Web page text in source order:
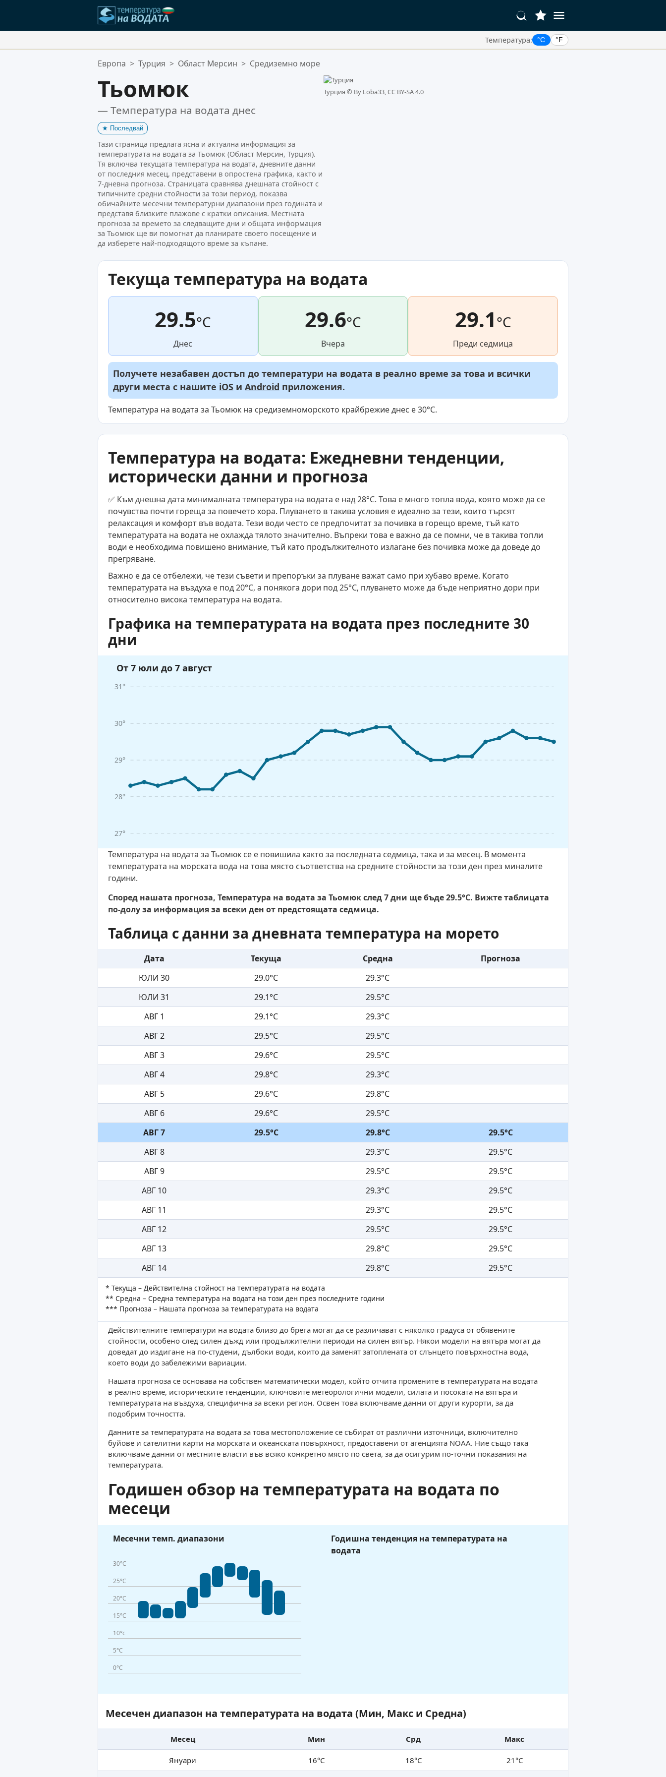
Температура: °C °F
Вашите Любими Местоположения:
Европа > Турция > Област Мерсин > Средиземно море
Тьомюк
— Температура на водата днес
★ Последвай
Тази страница предлага ясна и актуална информация за
температурата на водата за Тьомюк (Област Мерсин, Турция).
Тя включва текущата температура на водата, дневните данни
от последния месец, представени в опростена графика, както и
7-дневна прогноза. Страницата сравнява днешната стойност с
типичните средни стойности за този период, показва
обичайните месечни температурни диапазони през годината и
представя близките плажове с кратки описания. Местната
прогноза за времето за следващите дни и общата информация
за Тьомюк ще ви помогнат да планирате своето посещение и
да изберете най-подходящото време за къпане.
Турция © By Loba33, CC BY-SA 4.0
Текуща температура на водата
29.5°C
Днес
29.6°C
Вчера
29.1°C
Преди седмица
Получете незабавен достъп до температури на водата в реално време за това и всички
други места с нашите iOS и Android приложения.
Температура на водата за Тьомюк на средиземноморското крайбрежие днес е 30°C.
Температура на водата: Ежедневни тенденции,
исторически данни и прогноза
✅ Към днешна дата минималната температура на водата е над 28°C. Това е много топла вода, която може да се
почувства почти гореща за повечето хора. Плуването в такива условия е идеално за тези, които търсят
релаксация и комфорт във водата. Тези води често се предпочитат за почивка в горещо време, тъй като
температурата на водата не охлажда тялото значително. Въпреки това е важно да се помни, че в такива топли
води е необходима повишено внимание, тъй като продължителното излагане без почивка може да доведе до
прегряване.
Важно е да се отбележи, че тези съвети и препоръки за плуване важат само при хубаво време. Когато
температурата на въздуха е под 20°C, а понякога дори под 25°C, плуването може да бъде неприятно дори при
относително висока температура на водата.
Графика на температурата на водата през последните 30
дни
От 7 юли до 7 август
27°
28°
29°
30°
31°
Температура на водата за Тьомюк се е повишила както за последната седмица, така и за месец. В момента
температурата на морската вода на това място съответства на средните стойности за този ден през миналите
години.
Според нашата прогноза, Температура на водата за Тьомюк след 7 дни ще бъде 29.5°C. Вижте таблицата
по-долу за информация за всеки ден от предстоящата седмица.
Таблица с данни за дневната температура на морето
Дата Текуща Средна
Прогноза
ЮЛИ 30
29.0°C
29.3°C
ЮЛИ 31
29.1°C
29.5°C
АВГ 1
29.1°C
29.3°C
АВГ 2
29.5°C
29.5°C
АВГ 3
29.6°C
29.5°C
АВГ 4
29.8°C
29.3°C
АВГ 5
29.6°C
29.8°C
АВГ 6
29.6°C
29.5°C
АВГ 7
29.5°C 29.8°C
29.5°C
АВГ 8
29.3°C
29.5°C
АВГ 9
29.5°C
29.5°C
АВГ 10
29.3°C
29.5°C
АВГ 11
29.3°C
29.5°C
АВГ 12
29.5°C
29.5°C
АВГ 13
29.8°C
29.5°C
АВГ 14
29.8°C 29.5°C
* Текуща – Действителна стойност на температурата на водата
** Средна – Средна температура на водата на този ден през последните години
*** Прогноза – Нашата прогноза за температурата на водата
Действителните температури на водата близо до брега могат да се различават с няколко градуса от обявените
стойности, особено след силен дъжд или продължителни периоди на силен вятър. Някои модели на вятъра могат да
доведат до издигане на по-студени, дълбоки води, които да заменят затоплената от слънцето повърхностна вода,
което води до забележими вариации.
Нашата прогноза се основава на собствен математически модел, който отчита промените в температурата на водата
в реално време, историческите тенденции, ключовите метеорологични модели, силата и посоката на вятъра и
температурата на въздуха, специфична за всеки регион. Освен това включваме данни от други курорти, за да
подобрим точността.
Данните за температурата на водата за това местоположение се събират от различни източници, включително
буйове и сателитни карти на морската и океанската повърхност, предоставени от агенцията NOAA. Ние също така
включваме данни от местните власти във всяко конкретно място по света, за да осигурим по-точни показания на
температурата.
Годишен обзор на температурата на водата по
месеци
Месечни темп. диапазони
30°C
25°C
20°C
15°C
10°c
5°C
0°C
Годишна тенденция на температурата на
водата
Месечен диапазон на температурата на водата (Мин, Макс и Средна)
Месец Мин Срд Макс
Януари 16°C 18°C 21°C